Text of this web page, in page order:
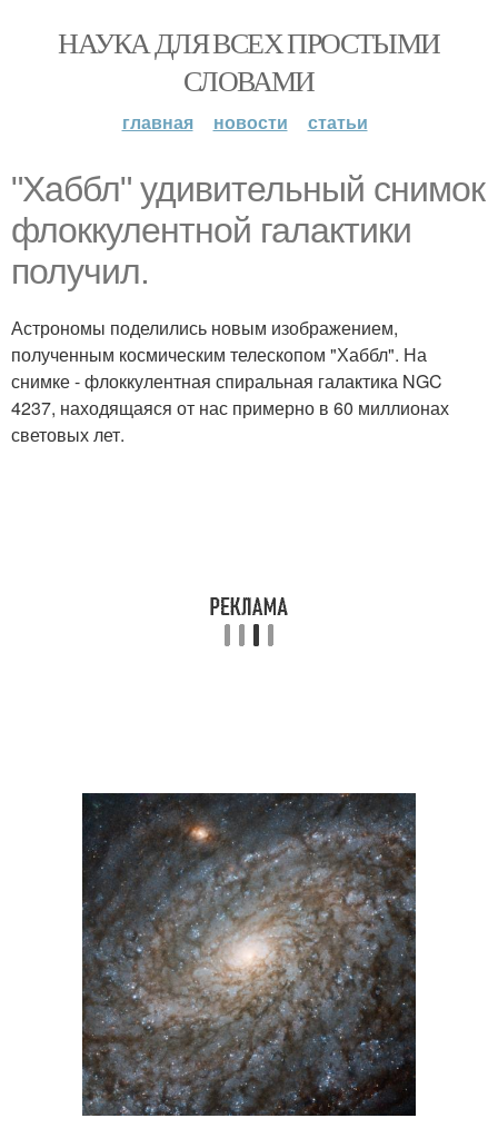
НАУКА ДЛЯ ВСЕХ ПРОСТЫМИ
СЛОВАМИ
главная новости статьи
"Хаббл" удивительный снимок
флоккулентной галактики
получил.
Астрономы поделились новым изображением,
полученным космическим телескопом "Хаббл". На
снимке - флоккулентная спиральная галактика NGC
4237, находящаяся от нас примерно в 60 миллионах
световых лет.